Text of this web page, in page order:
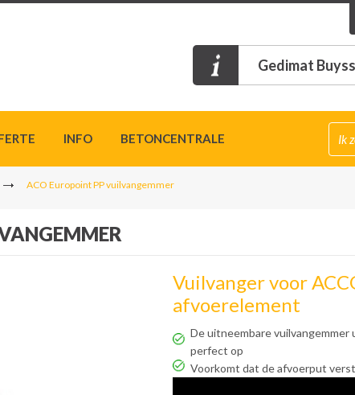
Gedimat
INFO BETONCENTRALE
ACO Europoint PP vuilvangemmer
Vuilvanger voor
afvoerelement
De uitneembare
perfect op
Voorkomt dat de afvoerput